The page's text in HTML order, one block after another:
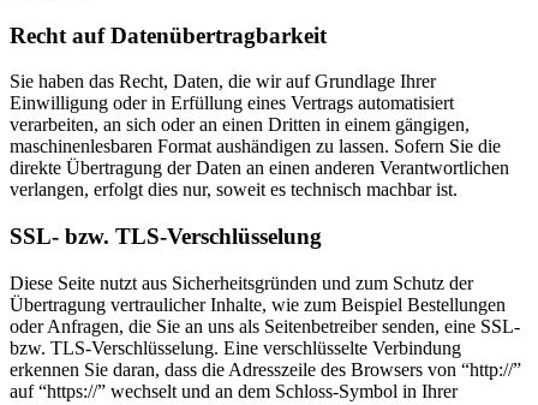
Recht auf Datenübertragbarkeit
Sie haben das Recht, Daten, die wir auf Grundlage Ihrer
Einwilligung oder in Erfüllung eines Vertrags automatisiert
verarbeiten, an sich oder an einen Dritten in einem gängigen,
maschinenlesbaren Format aushändigen zu lassen. Sofern Sie die
direkte Übertragung der Daten an einen anderen Verantwortlichen
verlangen, erfolgt dies nur, soweit es technisch machbar ist.
SSL- bzw. TLS-Verschlüsselung
Diese Seite nutzt aus Sicherheitsgründen und zum Schutz der
Übertragung vertraulicher Inhalte, wie zum Beispiel Bestellungen
oder Anfragen, die Sie an uns als Seitenbetreiber senden, eine SSL-
bzw. TLS-Verschlüsselung. Eine verschlüsselte Verbindung
erkennen Sie daran, dass die Adresszeile des Browsers von “http://”
auf “https://” wechselt und an dem Schloss-Symbol in Ihrer